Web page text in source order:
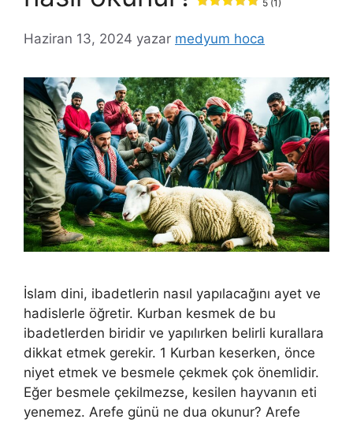
5 (1)
Haziran 13, 2024 yazar medyum hoca
İslam dini, ibadetlerin nasıl yapılacağını ayet ve
hadislerle öğretir. Kurban kesmek de bu
ibadetlerden biridir ve yapılırken belirli kurallara
dikkat etmek gerekir. 1 Kurban keserken, önce
niyet etmek ve besmele çekmek çok önemlidir.
Eğer besmele çekilmezse, kesilen hayvanın eti
yenemez. Arefe günü ne dua okunur? Arefe